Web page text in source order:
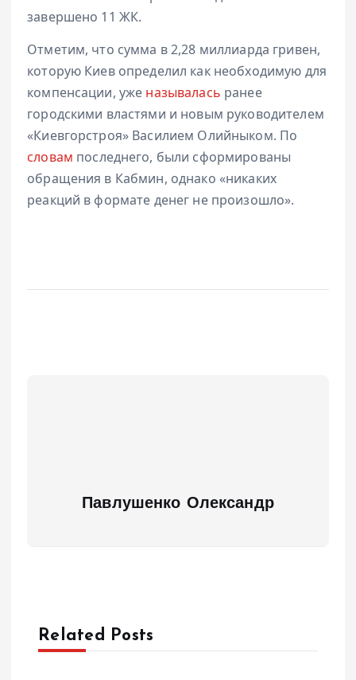
завершено 11 ЖК.
Отметим, что сумма в 2,28 миллиарда гривен,
которую Киев определил как необходимую для
компенсации, уже называлась ранее
городскими властями и новым руководителем
«Киевгорстроя» Василием Олийныком. По
словам последнего, были сформированы
обращения в Кабмин, однако «никаких
реакций в формате денег не произошло».
Павлушенко Олександр
Related Posts